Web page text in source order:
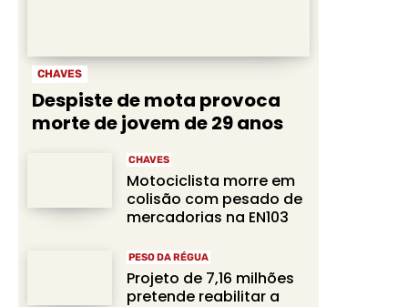
CHAVES
Despiste de mota provoca
morte de jovem de 29 anos
CHAVES
Motociclista morre em
colisão com pesado de
mercadorias na EN103
PESO DA RÉGUA
Projeto de 7,16 milhões
pretende reabilitar a